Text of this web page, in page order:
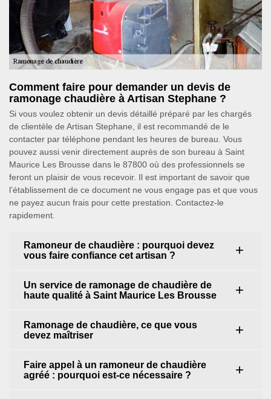
Comment faire pour demander un devis de
ramonage chaudière à Artisan Stephane ?
Si vous voulez obtenir un devis détaillé préparé par les chargés
de clientèle de Artisan Stephane, il est recommandé de le
contacter par téléphone pendant les heures de bureau. Vous
pouvez aussi venir directement auprès de son bureau à Saint
Maurice Les Brousse dans le 87800 où des professionnels se
feront un plaisir de vous recevoir. Il est important de savoir que
l’établissement de ce document ne vous engage pas et que vous
ne payez aucun frais pour cette prestation. Contactez-le
rapidement.
Ramoneur de chaudière : pourquoi devez
vous faire confiance cet artisan ?
Un service de ramonage de chaudière de
haute qualité à Saint Maurice Les Brousse
Ramonage de chaudière, ce que vous
devez maîtriser
Faire appel à un ramoneur de chaudière
agréé : pourquoi est-ce nécessaire ?